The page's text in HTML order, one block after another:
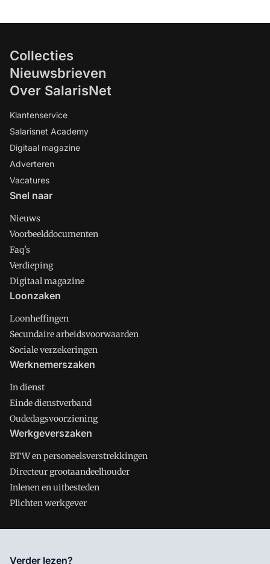
Collecties
Nieuwsbrieven
Over SalarisNet
Klantenservice
Salarisnet Academy
Digitaal magazine
Adverteren
Vacatures
Snel naar
Nieuws
Voorbeelddocumenten
Faq's
Verdieping
Digitaal magazine
Loonzaken
Loonheffingen
Secundaire arbeidsvoorwaarden
Sociale verzekeringen
Werknemerszaken
In dienst
Einde dienstverband
Oudedagsvoorziening
Werkgeverszaken
BTW en personeelsverstrekkingen
Directeur grootaandeelhouder
Inlenen en uitbesteden
Plichten werkgever
Salarisnet is onderdeel van VMN media. Lees in
Verder lezen?